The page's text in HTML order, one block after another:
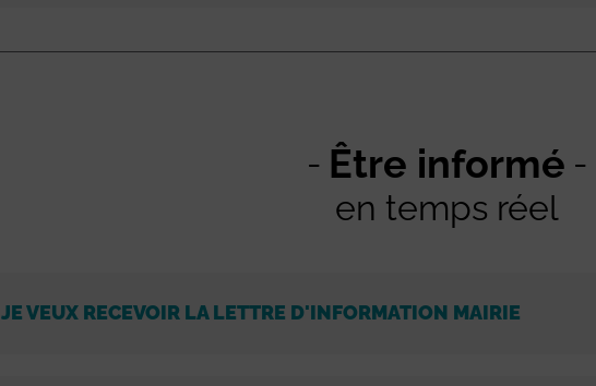
Être informé
en temps réel
JE VEUX RECEVOIR LA LETTRE D'INFORMATION MAIRIE